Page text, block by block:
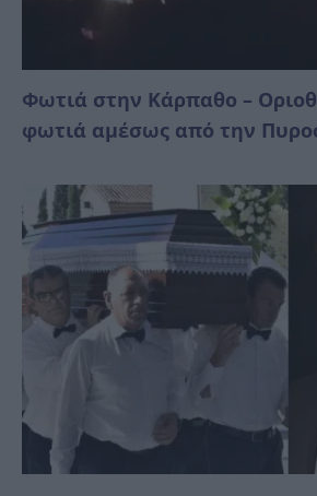
Φωτιά στην Κάρπαθο –
φωτιά αμέσως από την